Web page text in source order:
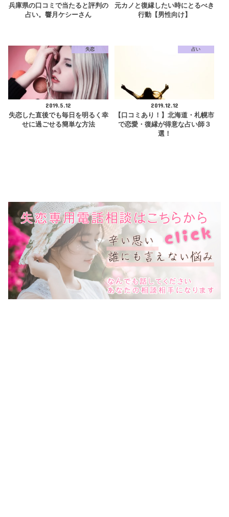
兵庫県の口コミで当たると評判の
占い。響月ケシーさん
元カノと復縁したい時にとるべき
行動【男性向け】
失恋
2019.5.12
失恋した直後でも毎日を明るく幸
せに過ごせる簡単な方法
占い
2019.12.12
【口コミあり！】北海道・札幌市
で恋愛・復縁が得意な占い師３
選！